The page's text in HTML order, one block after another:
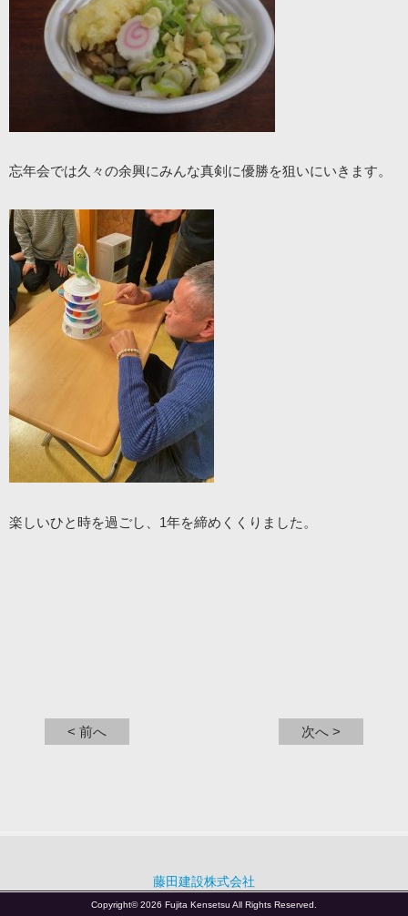
忘年会では久々の余興にみんな真剣に優勝を狙いにいきます。
楽しいひと時を過ごし、1年を締めくくりました。
< 前へ 次へ >
藤田建設株式会社
Copyright© 2026 Fujita Kensetsu All Rights Reserved.